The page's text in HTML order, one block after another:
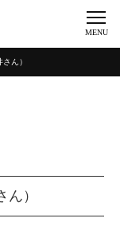
MENU
ん）
）